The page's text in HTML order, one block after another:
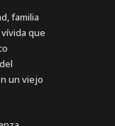
familia
que
un viejo